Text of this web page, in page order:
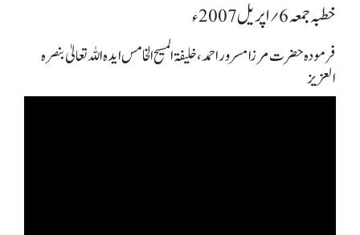
خطبہ جمعہ 6؍ اپریل 2007ء
فرمودہ حضرت مرزا مسرور احمد، خلیفۃ المسیح الخامس ایدہ اللہ تعالیٰ بنصرہ
العزیز